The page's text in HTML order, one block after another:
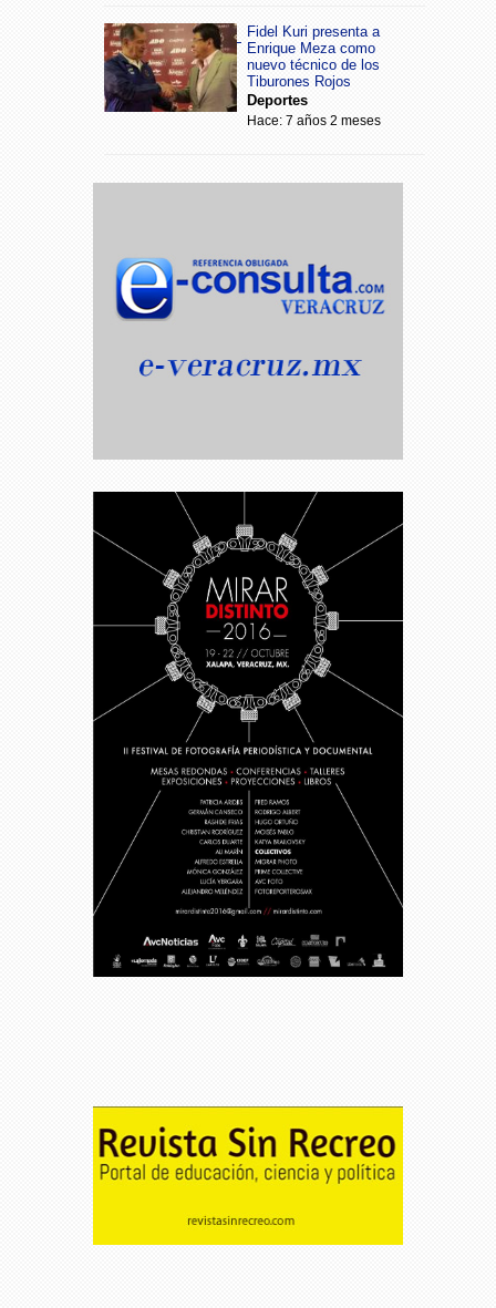
Fidel Kuri presenta a
Enrique Meza como
nuevo técnico de los
Tiburones Rojos
Deportes
Hace: 7 años 2 meses